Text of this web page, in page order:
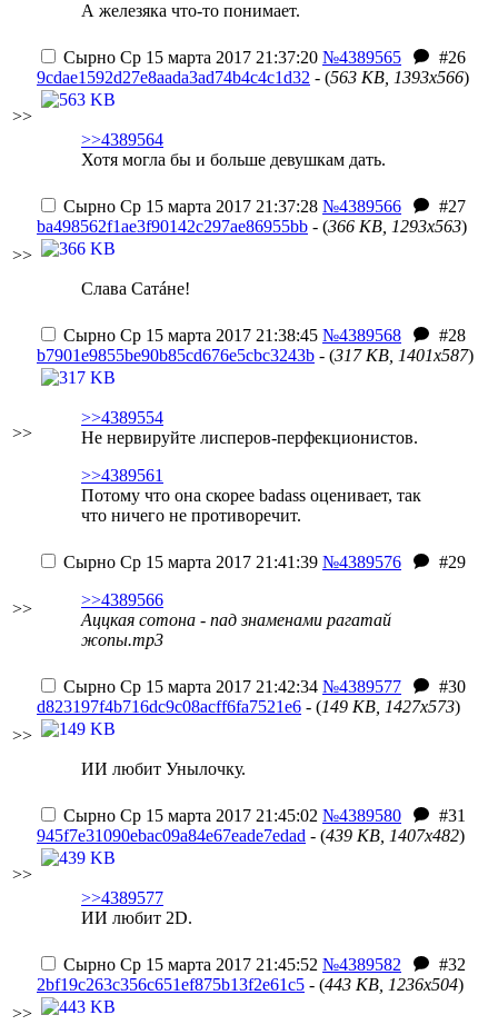
А железяка что-то понимает.
>>
Сырно Ср 15 марта 2017 21:37:20 №4389565
#26
9cdae1592d27e8aada3ad74b4c4c1d32 - (563 KB, 1393x566)
>>4389564
Хотя могла бы и больше девушкам дать.
>>
Сырно Ср 15 марта 2017 21:37:28 №4389566
#27
ba498562f1ae3f90142c297ae86955bb - (366 KB, 1293x563)
Слава Сатáне!
>>
Сырно Ср 15 марта 2017 21:38:45 №4389568
#28
b7901e9855be90b85cd676e5cbc3243b - (317 KB, 1401x587)
>>4389554
Не нервируйте лисперов-перфекционистов.
>>4389561
Потому что она скорее badass оценивает, так
что ничего не противоречит.
>>
Сырно Ср 15 марта 2017 21:41:39 №4389576
#29
>>4389566
Аццкая сотона - пад знаменами рагатай
жопы.mp3
>>
Сырно Ср 15 марта 2017 21:42:34 №4389577
#30
d823197f4b716dc9c08acff6fa7521e6 - (149 KB, 1427x573)
ИИ любит Унылочку.
>>
Сырно Ср 15 марта 2017 21:45:02 №4389580
#31
945f7e31090ebac09a84e67eade7edad - (439 KB, 1407x482)
>>4389577
ИИ любит 2D.
>>
Сырно Ср 15 марта 2017 21:45:52 №4389582
#32
2bf19c263c356c651ef875b13f2e61c5 - (443 KB, 1236x504)